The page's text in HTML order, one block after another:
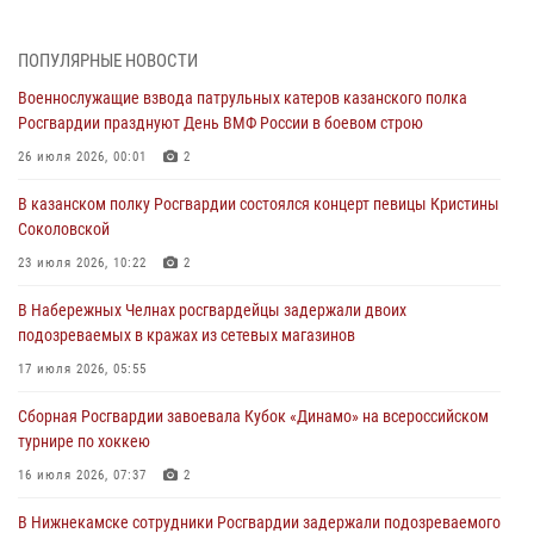
Росгвардии празднуют День ВМФ России в боевом строю
26 июля 2026, 00:01 2
конкурса профессионального мастерства
Соколовской
23 июля 2026, 10:22
в краже
23 июля 2026, 06:47
ПОПУЛЯРНЫЕ НОВОСТИ
Военнослужащие взвода патрульных катеров казанского полка
Росгвардии празднуют День ВМФ России в боевом строю
26 июля 2026, 00:01 2
В казанском полку Росгвардии состоялся концерт певицы Кристины
Соколовской
23 июля 2026, 10:22 2
В Набережных Челнах росгвардейцы задержали двоих
подозреваемых в кражах из сетевых магазинов
17 июля 2026, 05:55
Сборная Росгвардии завоевала Кубок «Динамо» на всероссийском
турнире по хоккею
16 июля 2026, 07:37 2
В Нижнекамске сотрудники Росгвардии задержали подозреваемого